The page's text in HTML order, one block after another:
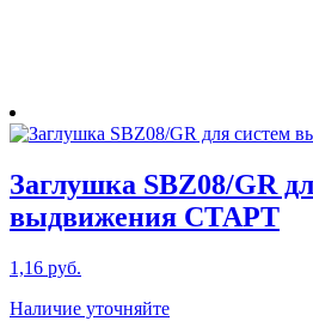
Заглушка SBZ08/GR
выдвижения СТАРТ
1,16 руб.
Наличие уточняйте